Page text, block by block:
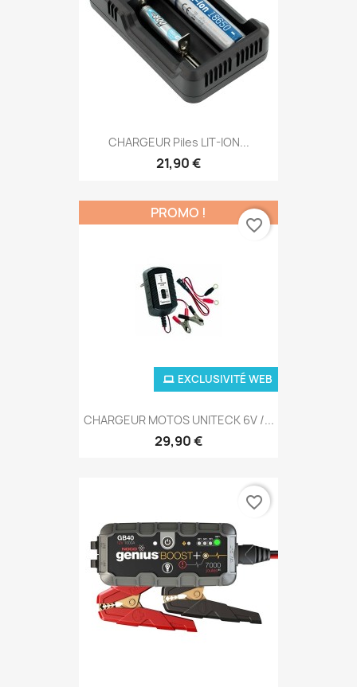
CHARGEUR Piles LIT-ION...
21,90 €
CHARGEUR MOTOS UNITECK 6V /...
29,90 €
EXCLUSIVITÉ WEB
PROMO !
favorite_border
favorite_border